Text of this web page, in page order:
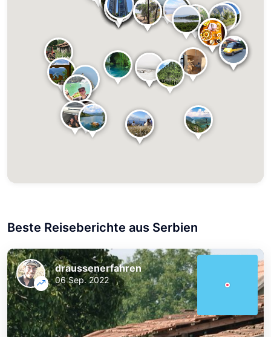
Beste Reiseberichte aus Serbien
draussenerfahren
06 Sep. 2022